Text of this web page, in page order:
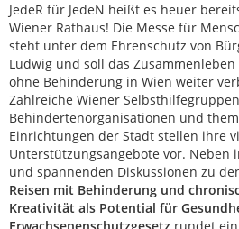
JedeR für JedeN heißt es heuer
Wiener Rathaus! Die Messe für
steht unter dem Ehrenschutz von
Ludwig und soll das
ohne Behinderung in Wien weiter
Zahlreiche Wiener
Behindertenorganisationen und
Einrichtungen der Stadt stellen ihre
Unterstützungsangebote vor. Neben
und spannenden Diskussionen zu
Reisen mit Behinderung und
Kreativität als Potential für